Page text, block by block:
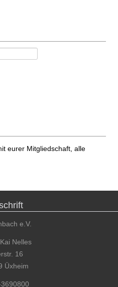
eurer Mitgliedschaft, alle
e.V.
Nelles
16
Üxheim